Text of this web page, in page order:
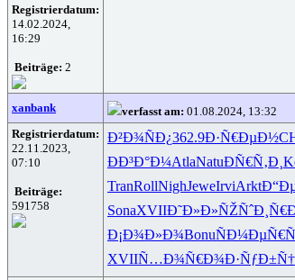
Registrierdatum:
14.02.2024,
16:29
Beiträge: 2
xanbank verfasst am: 01.08.2024, 13:32
Registrierdatum:
22.11.2023,
07:10
Beiträge:
591758
Ð²Ð¾ÑÐ¿362.9Ð·Ñ€ÐµÐ½
ÐÐ³Ð°Ð¼AtlaNatuÐÑ€Ñ‚Ð¸
TranRollNighJeweIrviArkt
SonaXVIIÐ˜Ð»Ð»ÑŽ
Ð¡Ð¾Ð»Ð¾BonuÑÐ¼ÐµÑ€
XVIIÑ…Ð¾Ñ€Ð¾Ð·ÑƒÐ±Ñ†